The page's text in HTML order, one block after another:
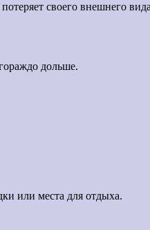
своего внешнего
дольше.
или места для отдыха.